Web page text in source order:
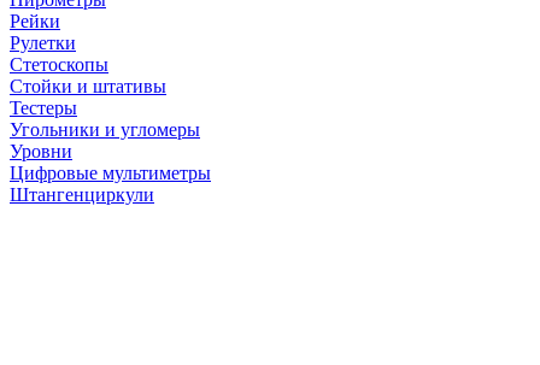
Рейки
Рулетки
Стетоскопы
Стойки и штативы
Тестеры
Угольники и угломеры
Уровни
Цифровые мультиметры
Штангенциркули